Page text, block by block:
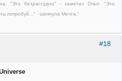
"Это безрассудно" - заметил Опыт. "Это
попробуй..." - шепнула Мечта."
#18